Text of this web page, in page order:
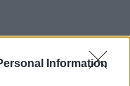
Information